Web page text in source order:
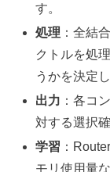
す。
処理 ：全結
クトルを処
うかを決定し
出力 ：各コ
対する選択
学習 ：
モリ使用量